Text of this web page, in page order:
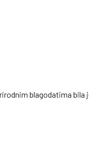
blagodatima